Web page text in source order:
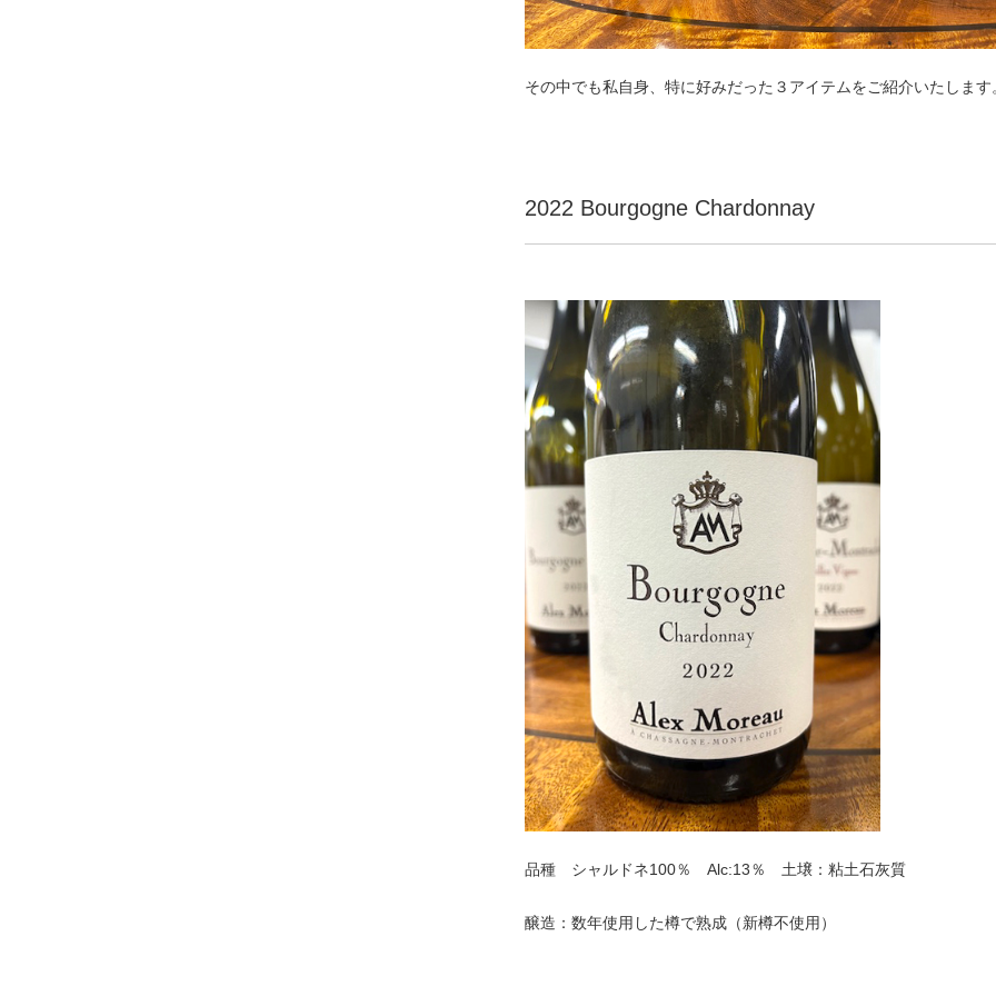
その中でも私自身、特に好みだった３アイテムをご紹介いたします
2022 Bourgogne Chardonnay
品種 シャルドネ100％ Alc:13％ 土壌：粘土石灰質
醸造：数年使用した樽で熟成（新樽不使用）